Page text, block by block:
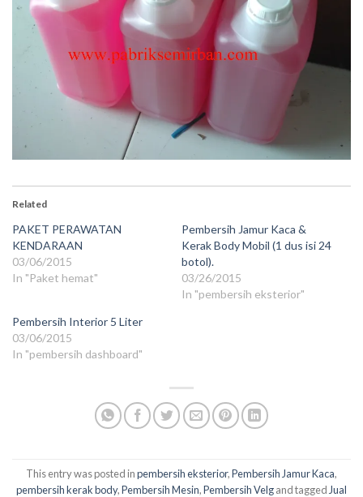
Related
PAKET PERAWATAN
KENDARAAN
03/06/2015
In "Paket hemat"
Pembersih Jamur Kaca &
Kerak Body Mobil (1 dus isi 24
botol).
03/26/2015
In "pembersih eksterior"
Pembersih Interior 5 Liter
03/06/2015
In "pembersih dashboard"
This entry was posted inpembersih eksterior,Pembersih Jamur Kaca,
pembersih kerak body,Pembersih Mesin,Pembersih Velgand tagged Jual